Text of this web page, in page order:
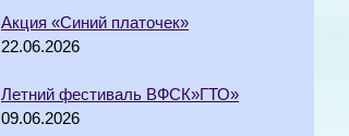
Акция «Синий платочек»
22.06.2026
Летний фестиваль ВФСК»ГТО»
09.06.2026